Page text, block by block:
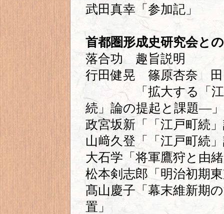
武田真幸「参加記」
首都圏形成史研究会と
落合功 趣旨説明
行田健晃 篠原杏奈
「拡大する「江戸
続」論の提起と課題―」
政宮坂新「「江戸町続
山﨑久登「「江戸町続
大石学「将軍鷹狩と由
松本剣志郎「明治初期
髙山慶子「幕末維新期
置」